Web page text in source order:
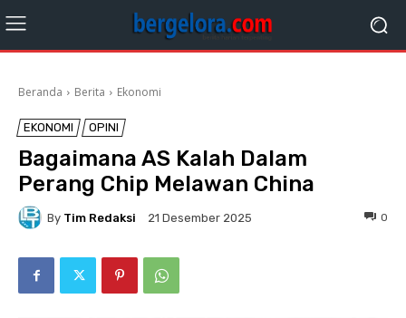
Beranda Berita Ekonomi
EKONOMI OPINI
Bagaimana AS Kalah Dalam
Perang Chip Melawan China
By Tim Redaksi 21 Desember 2025 0